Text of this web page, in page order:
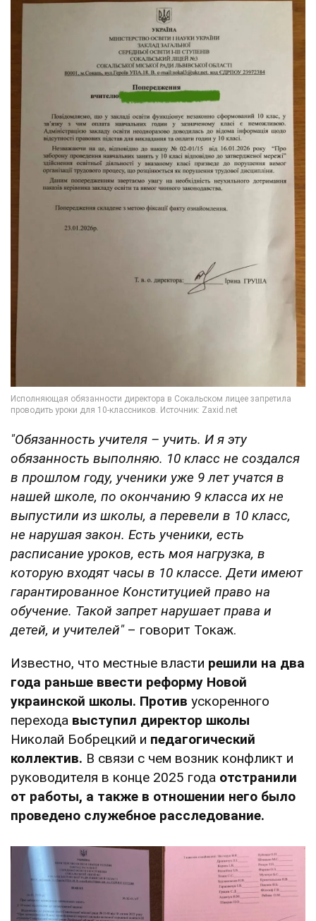
"Обязанность учителя – учить. И я эту
обязанность выполняю. 10 класс не создался
в прошлом году, ученики уже 9 лет учатся в
нашей школе, по окончанию 9 класса их не
выпустили из школы, а перевели в 10 класс,
не нарушая закон. Есть ученики, есть
расписание уроков, есть моя нагрузка, в
которую входят часы в 10 классе. Дети имеют
гарантированное Конституцией право на
обучение. Такой запрет нарушает права и
детей, и учителей" – говорит Токаж.
Известно, что местные власти решили на два
года раньше ввести реформу Новой
украинской школы. Против ускоренного
перехода выступил директор школы
Николай Бобрецкий и педагогический
коллектив. В связи с чем возник конфликт и
руководителя в конце 2025 года отстранили
от работы, а также в отношении него было
проведено служебное расследование.